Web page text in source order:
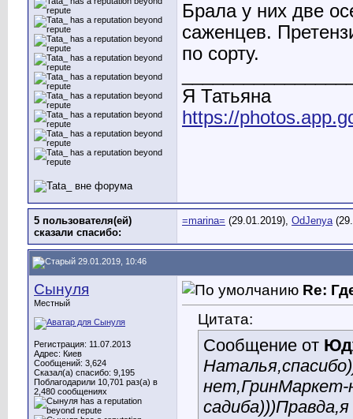
Брала у них две
саженцев.
по сорту.
Я Татьяна
https://
5 пользователя(ей)
сказали cпасибо:
=marina= (29.01.2019), OdJenya
29.01.2019, 10:46
Сынуля
Местный
Регистрация: 11.07.2013
Адрес: Киев
Сообщений: 3,624
Сказал(а) спасибо: 9,195
Поблагодарили 10,701 раз(а) в
2,480 сообщениях
Re:
Цитата:
Сообщение от